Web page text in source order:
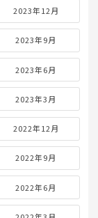
2023年12月
2023年9月
2023年6月
2023年3月
2022年12月
2022年9月
2022年6月